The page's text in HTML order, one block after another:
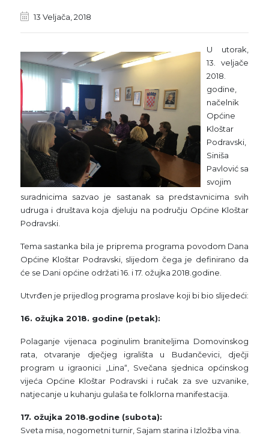
13 Veljača, 2018
U utorak,
13. veljače
2018.
godine,
načelnik
Općine
Kloštar
Podravski,
Siniša
Pavlović sa
svojim
suradnicima sazvao je sastanak sa predstavnicima svih
udruga i društava koja djeluju na području Općine Kloštar
Podravski.
Tema sastanka bila je priprema programa povodom Dana
Općine Kloštar Podravski, slijedom čega je definirano da
će se Dani općine održati 16. i 17. ožujka 2018.godine.
Utvrđen je prijedlog programa proslave koji bi bio slijedeći:
16. ožujka 2018. godine (petak):
Polaganje vijenaca poginulim braniteljima Domovinskog
rata, otvaranje dječjeg igrališta u Budančevici, dječji
program u igraonici „Lina“, Svečana sjednica općinskog
vijeća Općine Kloštar Podravski i ručak za sve uzvanike,
natjecanje u kuhanju gulaša te folklorna manifestacija.
17. ožujka 2018.godine (subota):
Sveta misa, nogometni turnir, Sajam starina i Izložba vina.